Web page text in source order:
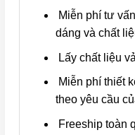
Miễn phí tư
dáng và chất
Lấy chất liệu
Miễn phí thiết
theo yêu cầu
Freeship toàn